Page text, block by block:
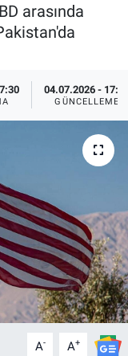
arasında
04.07.2026 -
GÜNCELLEME
A- A+